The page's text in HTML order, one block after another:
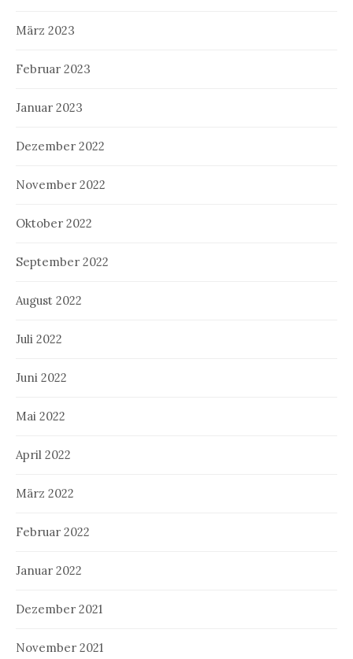
März 2023
Februar 2023
Januar 2023
Dezember 2022
November 2022
Oktober 2022
September 2022
August 2022
Juli 2022
Juni 2022
Mai 2022
April 2022
März 2022
Februar 2022
Januar 2022
Dezember 2021
November 2021